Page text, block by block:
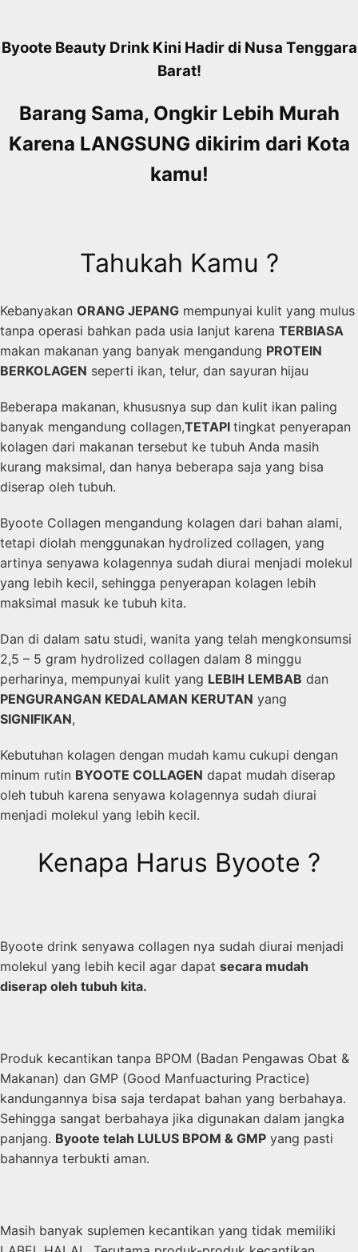
content
Byoote Beauty Drink Kini Hadir di Nusa Tenggara
Barat!
Barang Sama, Ongkir Lebih Murah
Karena LANGSUNG dikirim dari Kota
kamu!
Tahukah Kamu ?
Kebanyakan ORANG JEPANG mempunyai kulit yang mulus
tanpa operasi bahkan pada usia lanjut karena TERBIASA
makan makanan yang banyak mengandung PROTEIN
BERKOLAGEN seperti ikan, telur, dan sayuran hijau
Beberapa makanan, khususnya sup dan kulit ikan paling
banyak mengandung collagen,TETAPI tingkat penyerapan
kolagen dari makanan tersebut ke tubuh Anda masih
kurang maksimal, dan hanya beberapa saja yang bisa
diserap oleh tubuh.
Byoote Collagen mengandung kolagen dari bahan alami,
tetapi diolah menggunakan hydrolized collagen, yang
artinya senyawa kolagennya sudah diurai menjadi molekul
yang lebih kecil, sehingga penyerapan kolagen lebih
maksimal masuk ke tubuh kita.
Dan di dalam satu studi, wanita yang telah mengkonsumsi
2,5 – 5 gram hydrolized collagen dalam 8 minggu
perharinya, mempunyai kulit yang LEBIH LEMBAB dan
PENGURANGAN KEDALAMAN KERUTAN yang
SIGNIFIKAN,
Kebutuhan kolagen dengan mudah kamu cukupi dengan
minum rutin BYOOTE COLLAGEN dapat mudah diserap
oleh tubuh karena senyawa kolagennya sudah diurai
menjadi molekul yang lebih kecil.
Kenapa Harus Byoote ?
Byoote drink senyawa collagen nya sudah diurai menjadi
molekul yang lebih kecil agar dapat secara mudah
diserap oleh tubuh kita.
Produk kecantikan tanpa BPOM (Badan Pengawas Obat &
Makanan) dan GMP (Good Manfuacturing Practice)
kandungannya bisa saja terdapat bahan yang berbahaya.
Sehingga sangat berbahaya jika digunakan dalam jangka
panjang. Byoote telah LULUS BPOM & GMP yang pasti
bahannya terbukti aman.
Masih banyak suplemen kecantikan yang tidak memiliki